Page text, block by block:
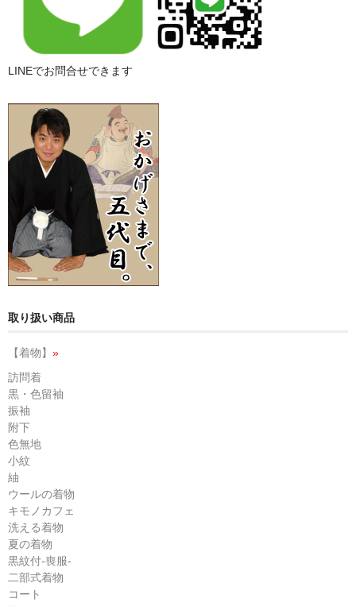
LINEでお問合せできます
取り扱い商品
【着物】 »
訪問着
黒・色留袖
振袖
附下
色無地
小紋
紬
ウールの着物
キモノカフェ
洗える着物
夏の着物
黒紋付-喪服-
二部式着物
コート